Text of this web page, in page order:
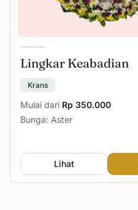
Lingkar Keabadian
Krans
Mulai dari Rp 350.000
Bunga: Aster
Lihat